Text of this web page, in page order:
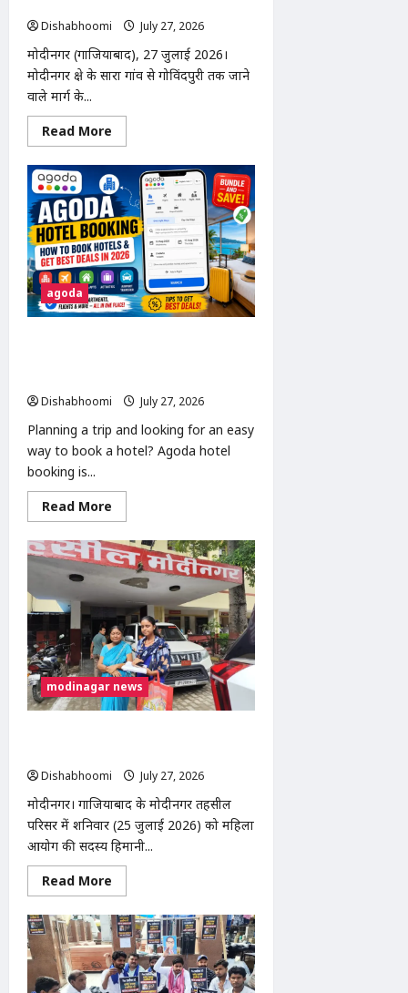
Dishabhoomi
July 27, 2026
मोदीनगर (गाजियाबाद), 27 जुलाई 2026।
मोदीनगर क्षेत्र के सारा गांव से गोविंदपुरी तक जाने
वाले मार्ग के...
Read More
more
सारा-
गोविंदपुरी
मार्ग
चौड़ीकरण
की
कार्रवाई
शुरू,
मकानों
पर
लगे
लाल
निशान;
समय
agoda
Dishabhoomi
July 27, 2026
Planning a trip and looking for an easy
way to book a hotel? Agoda hotel
booking is...
Read More
more
Agoda
Hotel
Booking:
How
to
Book
Hotels
&
Get
the
Best
Deals
in
2026
modinagar news
Dishabhoomi
July 27, 2026
मोदीनगर। गाजियाबाद के मोदीनगर तहसील
परिसर में शनिवार (25 जुलाई 2026) को महिला
आयोग की सदस्य हिमानी...
Read More
more
भाई
की
मौत
पर
न्याय
मांगती